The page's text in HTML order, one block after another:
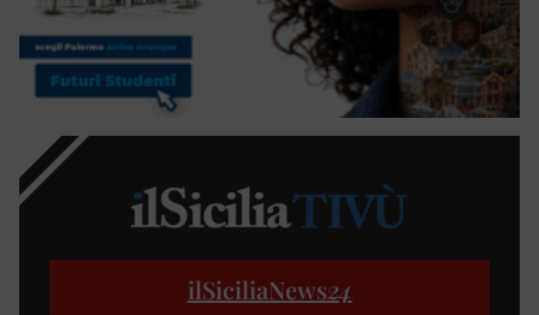
ilSiciliaNews24